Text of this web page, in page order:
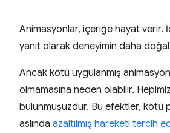
Animasyonlar, içeriğe hayat verir.
yanıt olarak deneyimin daha
Ancak kötü uygulanmış
olmamasına neden olabilir.
bulunmuşuzdur. Bu efektler, kötü
aslında azaltılmış hareketi tercih